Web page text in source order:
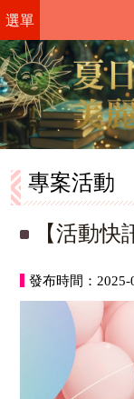
選單
專案活動
【活動
發布時間：2025-